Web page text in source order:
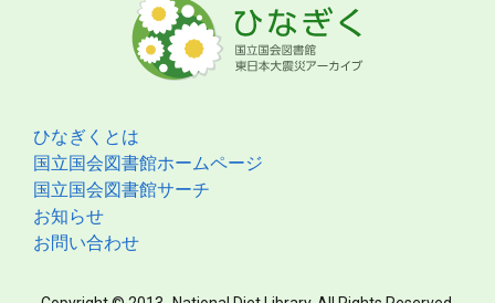
ひなぎくとは
国立国会図書館ホームページ
国立国会図書館サーチ
お知らせ
お問い合わせ